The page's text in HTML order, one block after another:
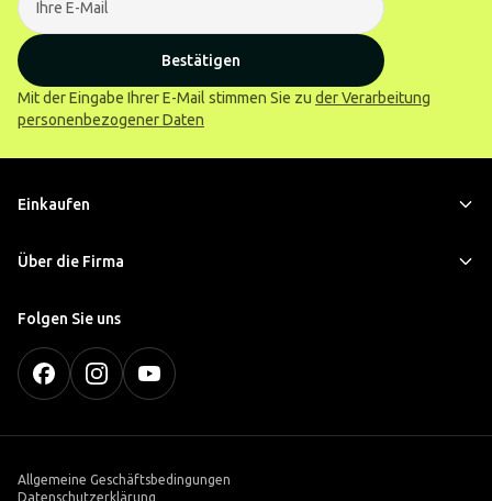
Bestätigen
Mit der Eingabe Ihrer E-Mail stimmen Sie zu der Verarbeitung
personenbezogener Daten
Einkaufen
Über die Firma
Folgen Sie uns
Allgemeine Geschäftsbedingungen
Datenschutzerklärung